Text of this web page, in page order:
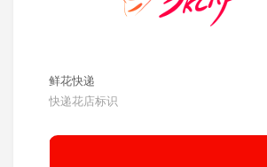
鲜花快递
快递花店标识